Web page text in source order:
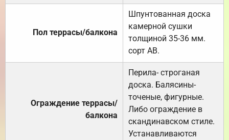
Пол террасы/балкона
Шпунтованная доска
камерной сушки
толщиной 35-36 мм.
сорт АВ.
Ограждение террасы/
балкона
Перила- строганая
доска. Балясины-
точеные, фигурные.
Либо ограждение в
скандинавском стиле.
Устанавливаются